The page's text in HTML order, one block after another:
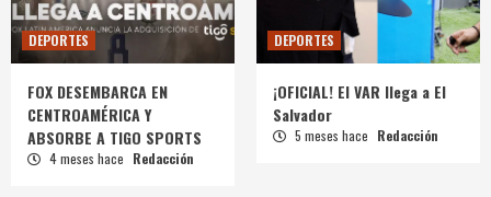
DEPORTES
FOX DESEMBARCA EN
CENTROAMÉRICA Y
ABSORBE A TIGO SPORTS
4 meses hace Redacción
DEPORTES
¡OFICIAL! El VAR llega a El
Salvador
5 meses hace Redacción